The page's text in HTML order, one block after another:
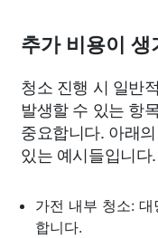
추가 비용이 생
청소 진행 시 일반
발생할 수 있는 항
중요합니다. 아래
있는 예시들입니다.
가전 내부 청소:
합니다.